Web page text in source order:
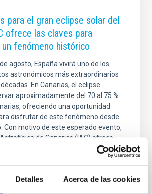
Detalles Acerca de las cookies
para el gran eclipse solar del
ofrece las claves para
fenómeno histórico
agosto, España vivirá uno de los
astronómicos más extraordinarios
En Canarias, el eclipse
aproximadamente del 70 al 75 %
ofreciendo una oportunidad
disfrutar de este fenómeno desde
Con motivo de este esperado evento,
de Canarias (IAC) ofrece
para ayudar a la
y disfrutar plenamente de una